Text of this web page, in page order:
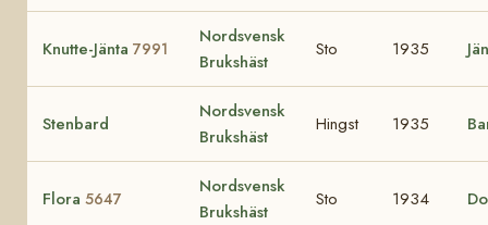
Knutte-Jänta 7991
Nordsvensk
Brukshäst
Sto 1935
Stenbard
Nordsvensk
Brukshäst
Hingst 1935
Flora 5647
Nordsvensk
Brukshäst
Sto 1934